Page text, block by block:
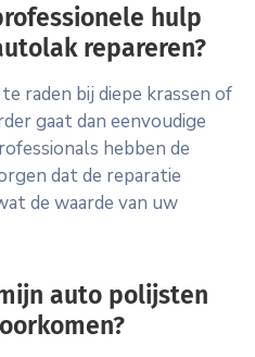
hulp
repareren?
raden bij diepe krassen of
gaat dan eenvoudige
hebben de
dat de reparatie
de waarde van uw
auto polijsten